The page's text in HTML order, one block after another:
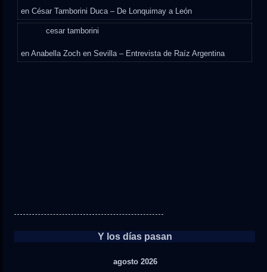
enCésar Tamborini Duca – De Lonquimay a León
cesar tamborini
enAnabella Zoch en Sevilla – Entrevista de Raíz Argentina
Y los días pasan
agosto 2026